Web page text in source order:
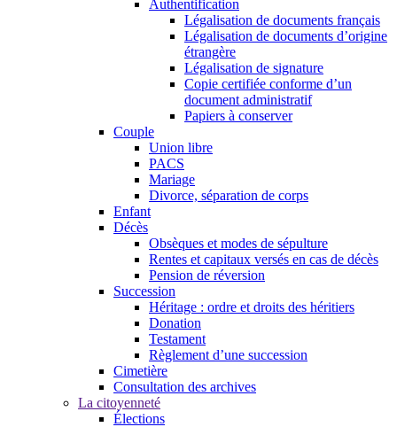
Authentification
Légalisation de documents français
Légalisation de documents d’origine
étrangère
Légalisation de signature
Copie certifiée conforme d’un
document administratif
Papiers à conserver
Couple
Union libre
PACS
Mariage
Divorce, séparation de corps
Enfant
Décès
Obsèques et modes de sépulture
Rentes et capitaux versés en cas de décès
Pension de réversion
Succession
Héritage : ordre et droits des héritiers
Donation
Testament
Règlement d’une succession
Cimetière
Consultation des archives
La citoyenneté
Élections